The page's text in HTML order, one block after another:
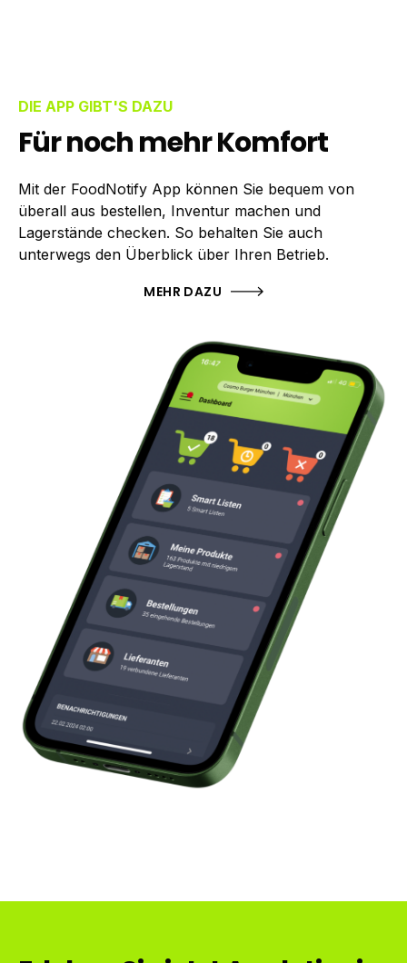
DIE APP GIBT'S DAZU
Für noch mehr Komfort
Mit der FoodNotify App können Sie bequem von
überall aus bestellen, Inventur machen und
Lagerstände checken. So behalten Sie auch
unterwegs den Überblick über Ihren Betrieb.
MEHR DAZU